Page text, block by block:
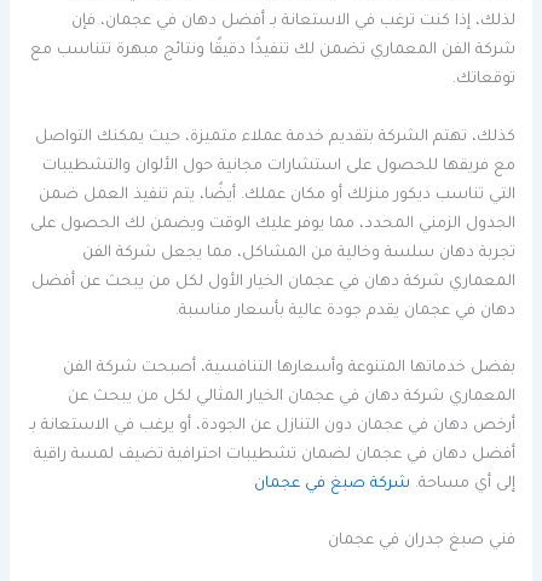
لذلك، إذا كنت ترغب في الاستعانة بـ أفضل دهان في عجمان، فإن
شركة الفن المعماري تضمن لك تنفيذًا دقيقًا ونتائج مبهرة تتناسب مع
توقعاتك.
كذلك، تهتم الشركة بتقديم خدمة عملاء متميزة، حيث يمكنك التواصل
مع فريقها للحصول على استشارات مجانية حول الألوان والتشطيبات
التي تناسب ديكور منزلك أو مكان عملك. أيضًا، يتم تنفيذ العمل ضمن
الجدول الزمني المحدد، مما يوفر عليك الوقت ويضمن لك الحصول على
تجربة دهان سلسة وخالية من المشاكل، مما يجعل شركة الفن
المعماري شركة دهان في عجمان الخيار الأول لكل من يبحث عن أفضل
دهان في عجمان يقدم جودة عالية بأسعار مناسبة.
بفضل خدماتها المتنوعة وأسعارها التنافسية، أصبحت شركة الفن
المعماري شركة دهان في عجمان الخيار المثالي لكل من يبحث عن
أرخص دهان في عجمان دون التنازل عن الجودة، أو يرغب في الاستعانة بـ
أفضل دهان في عجمان لضمان تشطيبات احترافية تضيف لمسة راقية
إلى أي مساحة. شركة صبغ في عجمان
فني صبغ جدران في عجمان